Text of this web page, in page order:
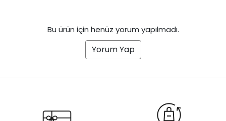
Bu ürün için henüz yorum yapılmadı.
Yorum Yap